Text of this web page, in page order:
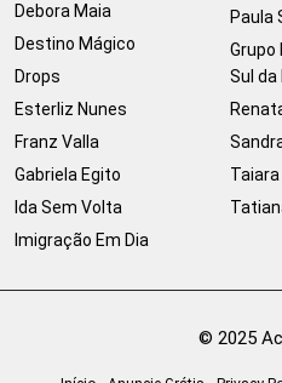
Debora Maia
Destino Mágico
Drops
Esterliz Nunes
Franz Valla
Gabriela Egito
Ida Sem Volta
Imigração Em Dia
Paula
Grupo
Sul da
© 2025